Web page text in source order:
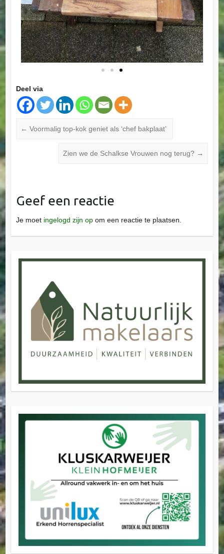
Deel via
← Voormalig top-kok geniet als ‘chef bakplaat’
Zien we de Schalkse Vrouwen nog terug? →
Geef een reactie
Je moet ingelogd zijn opom een reactie te plaatsen.